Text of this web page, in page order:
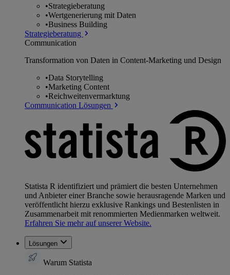
•Strategieberatung
•Wertgenerierung mit Daten
•Business Building
Strategieberatung
Communication
Transformation von Daten in Content-Marketing und Design
•Data Storytelling
•Marketing Content
•Reichweitenvermarktung
Communication Lösungen
Statista R identifiziert und prämiert die besten Unternehmen
und Anbieter einer Branche sowie herausragende Marken und
veröffentlicht hierzu exklusive Rankings und Bestenlisten in
Zusammenarbeit mit renommierten Medienmarken weltweit.
Erfahren Sie mehr auf unserer Website.
Lösungen
Warum Statista